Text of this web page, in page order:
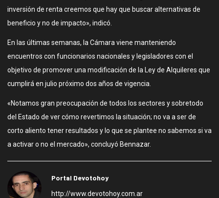
inversión de renta creemos que hay que buscar alternativas de
beneficio y no de impacto», indicó.
En las últimas semanas, la Cámara viene manteniendo
encuentros con funcionarios nacionales y legisladores con el
objetivo de promover una modificación de la Ley de Alquileres que
cumplirá en julio próximo dos años de vigencia.
«Notamos gran preocupación de todos los sectores y sobretodo
del Estado de ver cómo revertimos la situación; no va a ser de
corto aliento tener resultados y lo que se plantee no sabemos si va
a activar o no el mercado», concluyó Bennazar.
Portal Devotohoy
http://www.devotohoy.com.ar